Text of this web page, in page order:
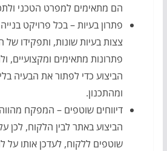
הם מתאימים למפרט הטכני
פתרון בעיות – בכל פרויקט
צצות בעיות שונות, ותפקידו
פתרונות מתאימים ומקצועיים,
הביצוע כדי לפתור את הבעיה
ומהתכנון.
דיווחים שוטפים – המפקח
הביצוע באתר לבין הלקוח, לכן
שוטפים ללקוח, לעדכן אותו על